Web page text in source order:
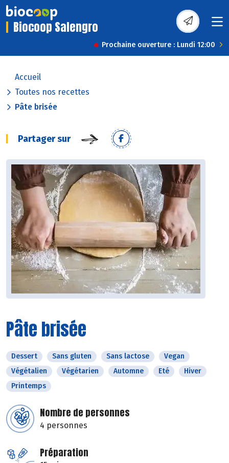
Biocoop Salengro
Prochaine ouverture : Lundi 12:00
Accueil
Toutes nos recettes
Pâte brisée
Partager sur
Pâte brisée
Dessert Sans gluten Sans lactose
Vegan
Végétalien
Végétarien Automne Eté
Hiver
Printemps
Nombre de personnes
4 personnes
Préparation